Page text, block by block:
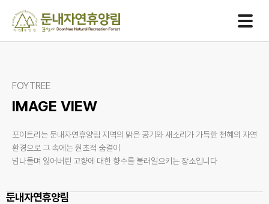
FOYTREE
IMAGE VIEW
포이트리는 둔내자연휴양림 지역의 맑은 공기와 새소리가 가득한 천혜의 자연
환경으로 그 속에는 원초적 숨결이
넘나들며 잃어버린 고향에 대한 향수를 불러일으키는 장소입니다
둔내자연휴양림